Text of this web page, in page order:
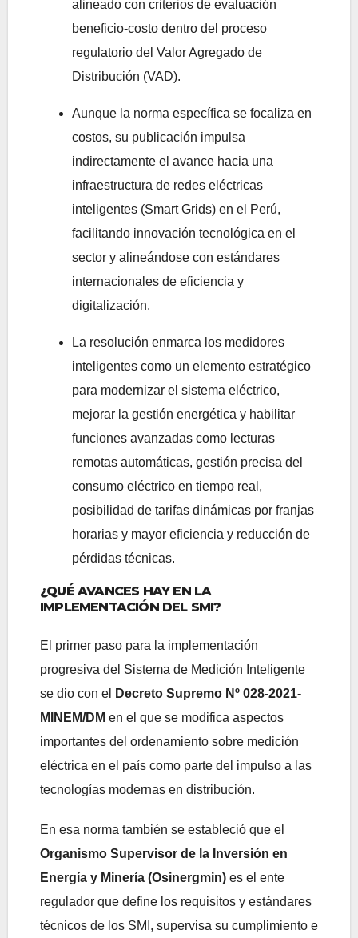
alineado con criterios de evaluación
beneficio-costo dentro del proceso
regulatorio del Valor Agregado de
Distribución (VAD).
Aunque la norma específica se focaliza en
costos, su publicación impulsa
indirectamente el avance hacia una
infraestructura de redes eléctricas
inteligentes (Smart Grids) en el Perú,
facilitando innovación tecnológica en el
sector y alineándose con estándares
internacionales de eficiencia y
digitalización.
La resolución enmarca los medidores
inteligentes como un elemento estratégico
para modernizar el sistema eléctrico,
mejorar la gestión energética y habilitar
funciones avanzadas como lecturas
remotas automáticas, gestión precisa del
consumo eléctrico en tiempo real,
posibilidad de tarifas dinámicas por franjas
horarias y mayor eficiencia y reducción de
pérdidas técnicas.
¿QUÉ AVANCES HAY EN LA
IMPLEMENTACIÓN DEL SMI?
El primer paso para la implementación
progresiva del Sistema de Medición Inteligente
se dio con el
Decreto Supremo Nº 028-2021-
MINEM/DM en el que se modifica aspectos
importantes del ordenamiento sobre medición
eléctrica en el país como parte del impulso a las
tecnologías modernas en distribución.
En esa norma también se estableció que el
Organismo Supervisor de la Inversión en
Energía y Minería (Osinergmin) es el ente
regulador que define los requisitos y estándares
técnicos de los SMI, supervisa su cumplimiento e